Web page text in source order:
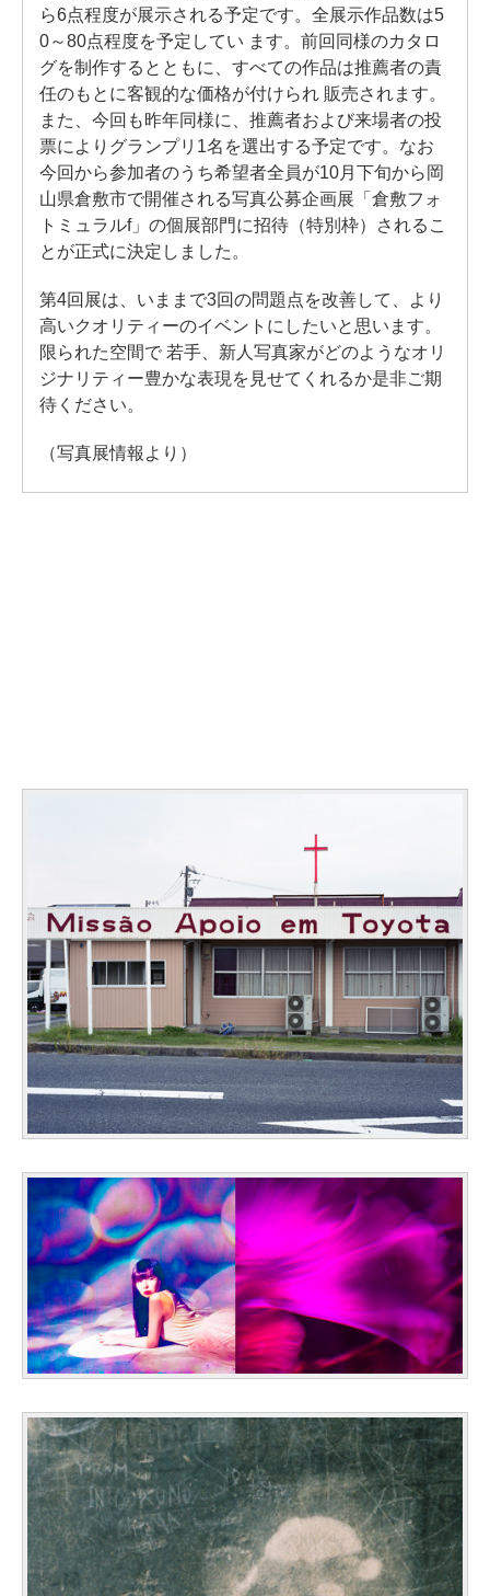
ら6点程度が展示される予定です。全展示作品数は5
0～80点程度を予定してい ます。前回同様のカタロ
グを制作するとともに、すべての作品は推薦者の責
任のもとに客観的な価格が付けられ 販売されます。
また、今回も昨年同様に、推薦者および来場者の投
票によりグランプリ1名を選出する予定です。なお
今回から参加者のうち希望者全員が10月下旬から岡
山県倉敷市で開催される写真公募企画展「倉敷フォ
トミュラルf」の個展部門に招待（特別枠）されるこ
とが正式に決定しました。
第4回展は、いままで3回の問題点を改善して、より
高いクオリティーのイベントにしたいと思います。
限られた空間で 若手、新人写真家がどのようなオリ
ジナリティー豊かな表現を見せてくれるか是非ご期
待ください。
（写真展情報より）